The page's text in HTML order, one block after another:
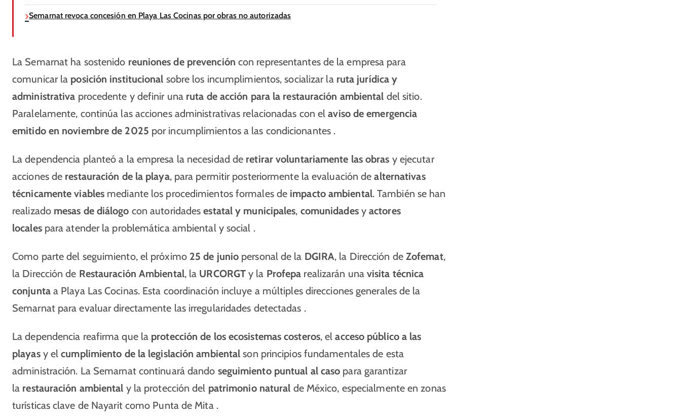
Semarnat revoca concesión en Playa Las Cocinas por obras no autorizadas
La Semarnat ha sostenido reuniones de prevención con representantes de la empresa para
comunicar la posición institucional sobre los incumplimientos, socializar la ruta jurídica y
administrativa procedente y definir una ruta de acción para la restauración ambiental del sitio.
Paralelamente, continúa las acciones administrativas relacionadas con elaviso de emergencia
emitido en noviembre de 2025 por incumplimientos a las condicionantes .
La dependencia planteó a la empresa la necesidad de retirar voluntariamente las obras y ejecutar
acciones de restauración de la playa, para permitir posteriormente la evaluación dealternativas
técnicamente viables mediante los procedimientos formales de impacto ambiental. También se han
realizado mesas de diálogo con autoridadesestatal y municipales, comunidadesyactores
localespara atender la problemática ambiental y social .
Como parte del seguimiento, el próximo 25 de junio personal de la DGIRA, la Dirección de Zofemat,
la Dirección de Restauración Ambiental, la URCORGT y la Profepa realizarán una visita técnica
conjuntaa Playa Las Cocinas. Esta coordinación incluye a múltiples direcciones generales de la
Semarnat para evaluar directamente las irregularidades detectadas .
La dependencia reafirma que la protección de los ecosistemas costeros, elacceso público a las
playasy elcumplimiento de la legislación ambiental son principios fundamentales de esta
administración. La Semarnat continuará dando seguimiento puntual al caso para garantizar
la restauración ambiental y la protección del patrimonio natural de México, especialmente en zonas
turísticas clave de Nayarit como Punta de Mita .